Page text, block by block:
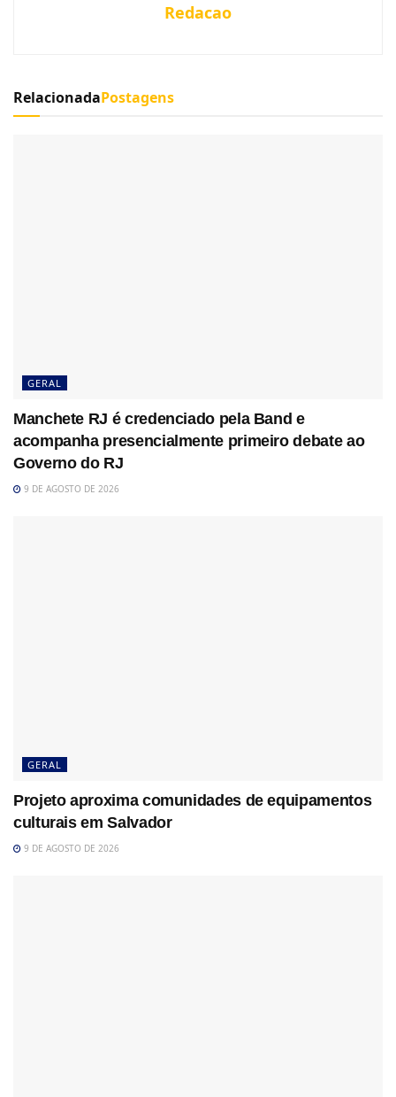
Redacao
RelacionadaPostagens
GERAL
Manchete RJ é credenciado pela Band e
acompanha presencialmente primeiro debate ao
Governo do RJ
9 DE AGOSTO DE 2026
GERAL
Projeto aproxima comunidades de equipamentos
culturais em Salvador
9 DE AGOSTO DE 2026